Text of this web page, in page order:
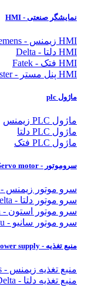
نمایشگر صنعتی - HMI
HMI زیمنس - Siemens
HMI دلتا - Delta
HMI فتک - Fatek
HMI پنل مستر - Panel master
ماژول plc
ماژول PLC زیمنس
ماژول PLC دلتا
ماژول PLC فتک
سروموتور - Servo motor
سرو موتور زیمنس - Siemens
سرو موتور دلتا - Delta
سرو موتور استون - Estun
سرو موتور سانیو - Sanyu
منبع تغذیه - Power supply
منبع تغذیه زیمنس - Siemens
منبع تغذیه دلتا - Delta